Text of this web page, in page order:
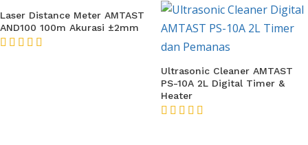
Laser Distance Meter AMTAST
AND100 100m Akurasi ±2mm
Ultrasonic Cleaner AMTAST
PS-10A 2L Digital Timer &
Heater